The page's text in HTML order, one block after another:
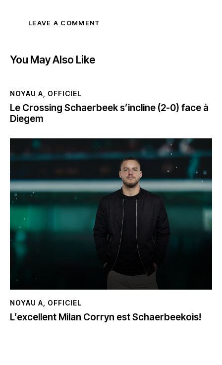
You May Also Like
NOYAU A OFFICIEL
Le Crossing Schaerbeek s’incline (2-0) face à
Diegem
NOYAU A OFFICIEL
L’excellent Milan Corryn est Schaerbeekois!